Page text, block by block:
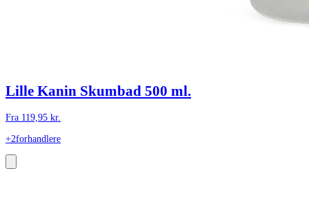
Lille Kanin Skumbad 500 ml.
Fra 119,95 kr.
+2forhandlere